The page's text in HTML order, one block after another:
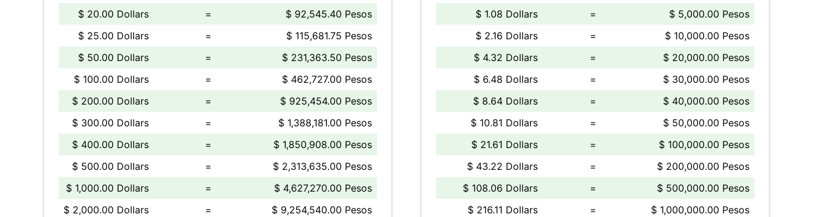
$ 20.00 Dollars
=
$ 92,545.40 Pesos
$ 25.00 Dollars
=
$ 115,681.75 Pesos
$ 50.00 Dollars
=
$ 231,363.50 Pesos
$ 100.00 Dollars
=
$ 462,727.00 Pesos
$ 200.00 Dollars
=
$ 925,454.00 Pesos
$ 300.00 Dollars
=
$ 1,388,181.00 Pesos
$ 400.00 Dollars
=
$ 1,850,908.00 Pesos
$ 500.00 Dollars
=
$ 2,313,635.00 Pesos
$ 1,000.00 Dollars
=
$ 4,627,270.00 Pesos
$ 2,000.00 Dollars
= $ 9,254,540.00 Pesos
$ 1.08 Dollars
=
$ 5,000.00 Pesos
$ 2.16 Dollars
=
$ 10,000.00 Pesos
$ 4.32 Dollars
=
$ 20,000.00 Pesos
$ 6.48 Dollars
=
$ 30,000.00 Pesos
$ 8.64 Dollars
=
$ 40,000.00 Pesos
$ 10.81 Dollars
=
$ 50,000.00 Pesos
$ 21.61 Dollars
=
$ 100,000.00 Pesos
$ 43.22 Dollars
=
$ 200,000.00 Pesos
$ 108.06 Dollars
=
$ 500,000.00 Pesos
$ 216.11 Dollars
= $ 1,000,000.00 Pesos